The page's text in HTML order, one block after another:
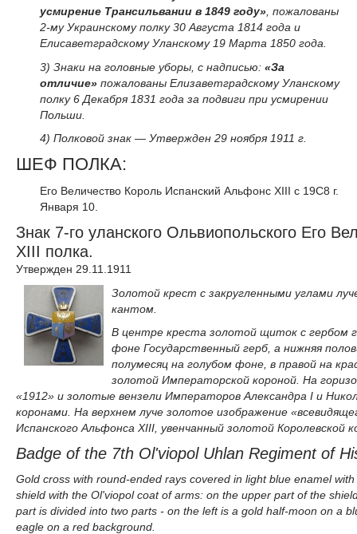
усмирение Трансильвании в 1849 году» , пожалованы
2-му Украинскому полку 30 Августа 1814 года и
Елисаветградскому Уланскому 19 Марта 1850 года.
3) Знаки на головные уборы, с надписью: «За
отличие» пожалованы Елизаветградскому Уланскому
полку 6 Декабря 1831 года за подвиги при усмирении
Польши.
4) Полковой знак — Утвержден 29 ноября 1911 г.
ШЕФ ПОЛКА:
Его Величество Король Испанский Альфонс XIII с 19С8 г.
Января 10.
Знак 7-го уланского Ольвиопольского Его
XIII полка.
Утвержден 29.11.1911
Золотой крест с закругленными углами
кантом.
В центре креста золотой щиток с гербом
фоне Государственный герб, а нижняя
полумесяц на голубом фоне, в правой на
золотой Императорской короной. На
«1912» и золотые вензели Императоров Александра I и
коронами. На верхнем луче золотое изображение
Испанского Альфонса XIII, увенчанный золотой Королевской
Badge of the 7th Ol'viopol Uhlan Regiment of
Gold cross with round-ended rays covered in light blue enamel
shield with the Ol'viopol coat of arms: on the upper part of the
part is divided into two parts - on the left is a gold half-moon on a
eagle on a red background.